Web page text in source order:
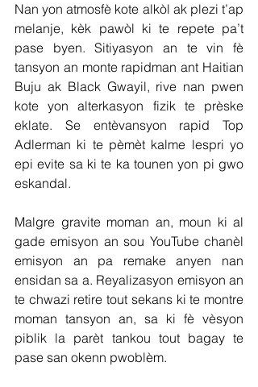
Nan yon atmosfè kote alkòl ak plezi t’ap
melanje, kèk pawòl ki te repete pa’t
pase byen. Sitiyasyon an te vin fè
tansyon an monte rapidman ant Haitian
Buju ak Black Gwayil, rive nan pwen
kote yon alterkasyon fizik te prèske
eklate. Se entèvansyon rapid Top
Adlerman ki te pèmèt kalme lespri yo
epi evite sa ki te ka tounen yon pi gwo
eskandal.
Malgre gravite moman an, moun ki al
gade emisyon an sou YouTube chanèl
emisyon an pa remake anyen nan
ensidan sa a. Reyalizasyon emisyon an
te chwazi retire tout sekans ki te montre
moman tansyon an, sa ki fè vèsyon
piblik la parèt tankou tout bagay te
pase san okenn pwoblèm.